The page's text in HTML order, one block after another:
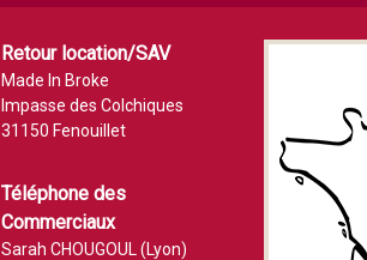
Retour location/SAV
Made In Broke
Impasse des Colchiques
31150 Fenouillet
Téléphone des
Commerciaux
Sarah CHOUGOUL (Lyon)